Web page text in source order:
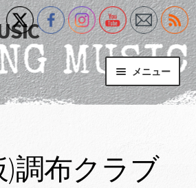
メニュー
ブ
)調布クラブ